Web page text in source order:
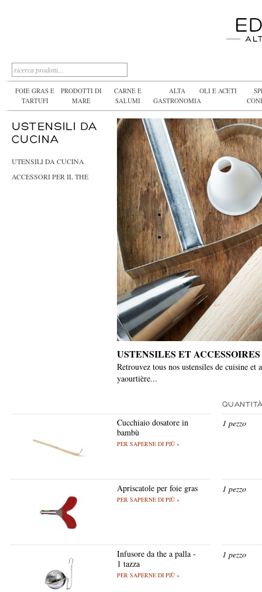
FOIE GRAS E
TARTUFI
PRODOTTI DI
MARE
CARNE E
SALUMI
ALTA
GASTRONOMIA
OLI E ACETI
UTENSILI DA CUCINA
ACCESSORI PER IL THE
USTENSILES ET
Retrouvez tous nos ustensiles de cuisine
yaourtière...
Cucchiaio dosatore in
bambù
PER SAPERNE DI PIÙ »
1 pezzo
Apriscatole per foie gras
PER SAPERNE DI PIÙ »
1 pezzo
Infusore da the a palla -
1 tazza
PER SAPERNE DI PIÙ »
1 pezzo